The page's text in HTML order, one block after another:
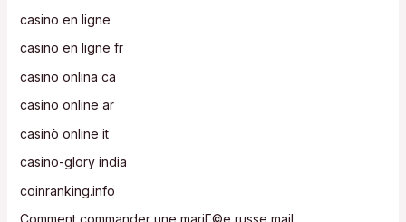
casino en ligne
casino en ligne fr
casino onlina ca
casino online ar
casinò online it
casino-glory india
coinranking.info